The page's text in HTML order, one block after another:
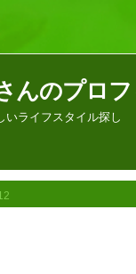
んのプロ
いライフスタイル探し